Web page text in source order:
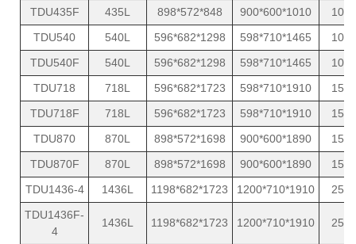
TDU435F
435L 898*572*848 900*600*1010
10
TDU540
540L 596*682*1298 598*710*1465
10
TDU540F
540L 596*682*1298 598*710*1465
10
TDU718
718L 596*682*1723 598*710*1910
15
TDU718F
718L 596*682*1723 598*710*1910
15
TDU870
870L 898*572*1698 900*600*1890
15
TDU870F
870L 898*572*1698 900*600*1890
15
TDU1436-4
1436L 1198*682*1723 1200*710*1910
25
TDU1436F-
4
1436L 1198*682*1723 1200*710*1910 25